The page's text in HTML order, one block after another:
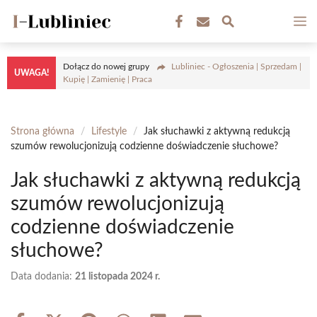
treści
UWAGA!
Dołącz do nowej grupy
Lubliniec - Ogłoszenia | Sprzedam |
Kupię | Zamienię | Praca
Strona główna / Lifestyle /
Jak słuchawki z aktywną redukcją
szumów rewolucjonizują codzienne doświadczenie słuchowe?
Jak słuchawki z aktywną redukcją
szumów rewolucjonizują
codzienne doświadczenie
słuchowe?
Data dodania: 21 listopada 2024 r.